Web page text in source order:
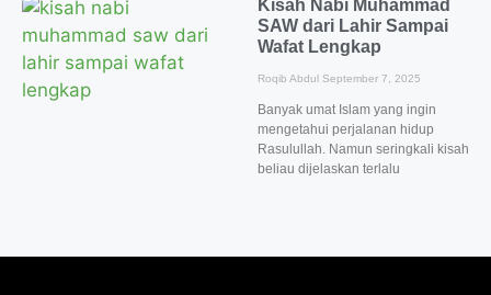
Kisah Nabi Muhammad
SAW dari Lahir Sampai
Wafat Lengkap
Roqib Abdul September 7, 2025
Banyak umat Islam yang ingin
mengetahui perjalanan hidup
Rasulullah. Namun seringkali kisah
beliau dijelaskan terlalu